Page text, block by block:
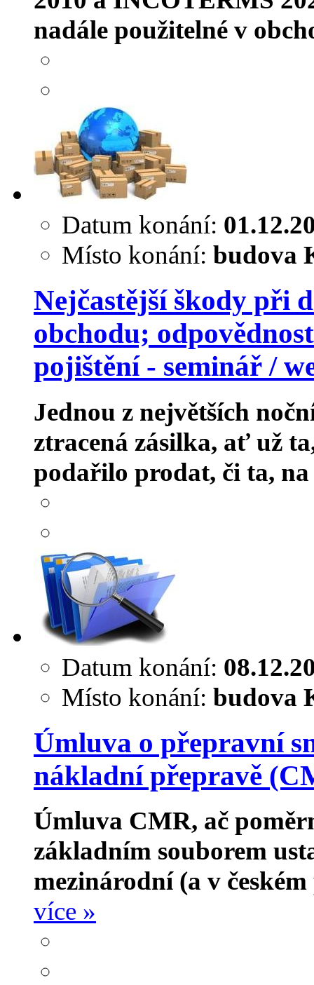
nadále použitelné v
Datum konání:
Místo konání: budova
Nejčastější škody při
obchodu;
pojištění - seminář /
Jednou z největších
ztracená zásilka, ať už
podařilo prodat, či ta,
Datum konání:
Místo konání: budova
Úmluva o přepravní
nákladní přepravě
Úmluva CMR, ač
základním souborem
mezinárodní (a v
více »